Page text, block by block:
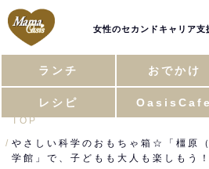
女性のセカンドキャリア支
ランチ おでかけ
レシピ OasisCafe
TOP
やさしい科学のおもちゃ箱☆「橿原
学館」で、子どもも大人も楽しもう